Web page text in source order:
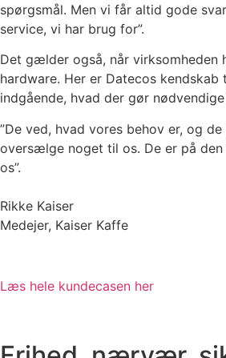
spørgsmål. Men vi får altid gode
service, vi har brug for”.
Det gælder også, når virksomheden
hardware. Her er Datecos kendskab
indgående, hvad der gør
”De ved, hvad vores behov er, og
oversælge noget til os. De er på
os”.
Rikke Kaiser
Medejer, Kaiser Kaffe
Læs hele kundecasen her